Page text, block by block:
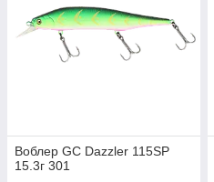
Воблер GC Dazzler 115SP
15.3г 301